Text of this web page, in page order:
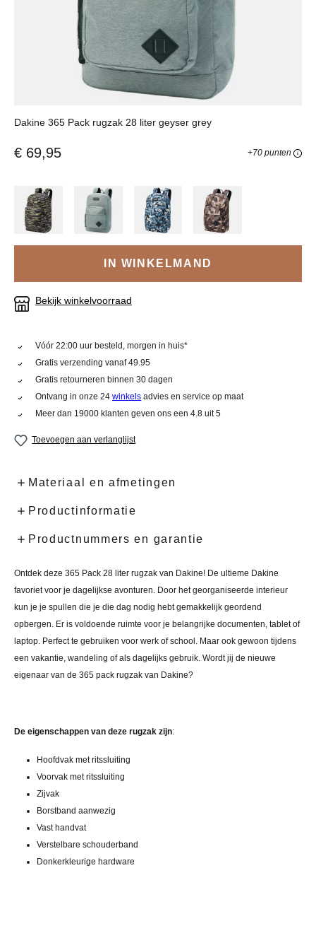
Dakine 365 Pack rugzak 28 liter geyser grey
€ 69,95 +70 punten
IN WINKELMAND
Bekijk winkelvoorraad
Vóór 22:00 uur besteld, morgen in huis*
Gratis verzending vanaf 49.95
Gratis retourneren binnen 30 dagen
Ontvang in onze 24winkels advies en service op maat
Meer dan 19000 klanten geven ons een 4.8 uit 5
Toevoegen aan verlanglijst
Materiaal en afmetingen
Productinformatie
Productnummers en garantie
Ontdek deze 365 Pack 28 liter rugzak van Dakine! De ultieme Dakine
favoriet voor je dagelijkse avonturen. Door het georganiseerde interieur
kun je je spullen die je die dag nodig hebt gemakkelijk geordend
opbergen. Er is voldoende ruimte voor je belangrijke documenten, tablet of
laptop. Perfect te gebruiken voor werk of school. Maar ook gewoon tijdens
een vakantie, wandeling of als dagelijks gebruik. Wordt jij de nieuwe
eigenaar van de 365 pack rugzak van Dakine?
De eigenschappen van deze rugzak zijn:
Hoofdvak met ritssluiting
Voorvak met ritssluiting
Zijvak
Borstband aanwezig
Vast handvat
Verstelbare schouderband
Donkerkleurige hardware